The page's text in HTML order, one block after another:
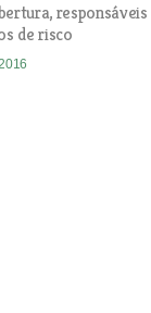
de risco